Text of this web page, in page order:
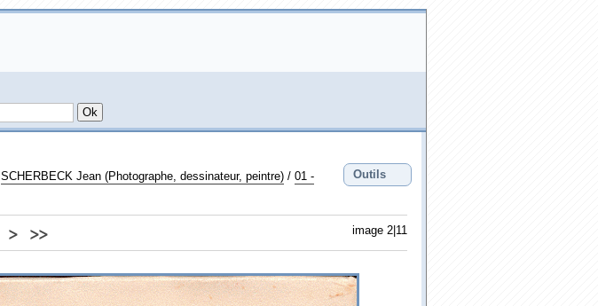
Outils
SCHERBECK Jean (Photographe, dessinateur, peintre)/ 01 -
image 2|11
> >>